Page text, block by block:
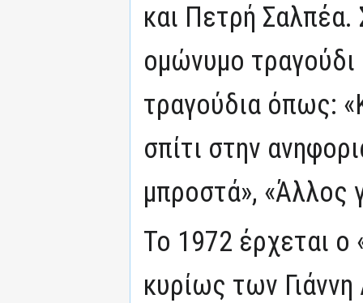
και Πετρή
ομώνυμο τραγούδι
τραγούδια όπως:
σπίτι στην
μπροστά», «Άλλος
Το 1972 έρχεται ο
κυρίως των